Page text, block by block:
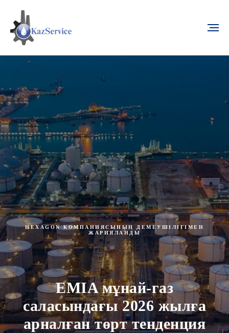
HEXAGON КОМПАНИЯСЫНЫҢ ДЕМЕУШІЛІГІМЕН
ЖАРИЯЛАНДЫ
EMIA мұнай-газ
саласындағы 2026 жылға
арналған төрт тенденция